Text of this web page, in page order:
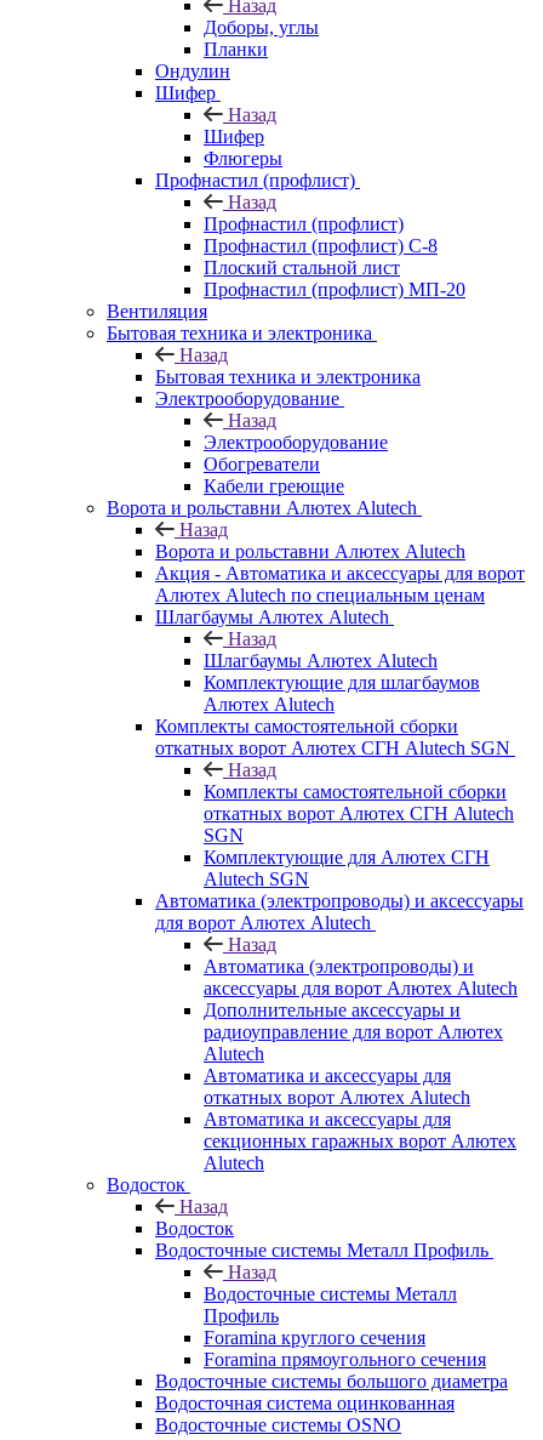
Назад
Доборы, углы
Планки
Ондулин
Шифер
Назад
Шифер
Флюгеры
Профнастил (профлист)
Назад
Профнастил (профлист)
Профнастил (профлист) С-8
Плоский стальной лист
Профнастил (профлист) МП-20
Вентиляция
Бытовая техника и электроника
Назад
Бытовая техника и электроника
Электрооборудование
Назад
Электрооборудование
Обогреватели
Кабели греющие
Ворота и рольставни Алютех Alutech
Назад
Ворота и рольставни Алютех Alutech
Акция - Автоматика и аксессуары для ворот
Алютех Alutech по специальным ценам
Шлагбаумы Алютех Alutech
Назад
Шлагбаумы Алютех Alutech
Комплектующие для шлагбаумов
Алютех Alutech
Комплекты самостоятельной сборки
откатных ворот Алютех СГН Alutech SGN
Назад
Комплекты самостоятельной сборки
откатных ворот Алютех СГН Alutech
SGN
Комплектующие для Алютех СГН
Alutech SGN
Автоматика (электропроводы) и аксессуары
для ворот Алютех Alutech
Назад
Автоматика (электропроводы) и
аксессуары для ворот Алютех Alutech
Дополнительные аксессуары и
радиоуправление для ворот Алютех
Alutech
Автоматика и аксессуары для
откатных ворот Алютех Alutech
Автоматика и аксессуары для
секционных гаражных ворот Алютех
Alutech
Водосток
Назад
Водосток
Водосточные системы Металл Профиль
Назад
Водосточные системы Металл
Профиль
Foramina круглого сечения
Foramina прямоугольного сечения
Водосточные системы большого диаметра
Водосточная система оцинкованная
Водосточные системы OSNO